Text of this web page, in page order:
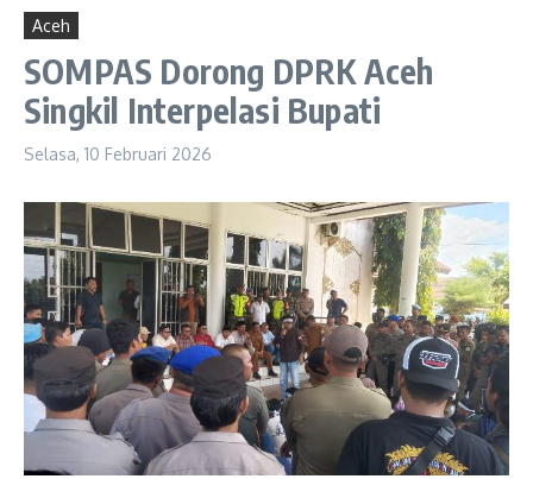
Aceh
SOMPAS Dorong DPRK Aceh
Singkil Interpelasi Bupati
Selasa, 10 Februari 2026